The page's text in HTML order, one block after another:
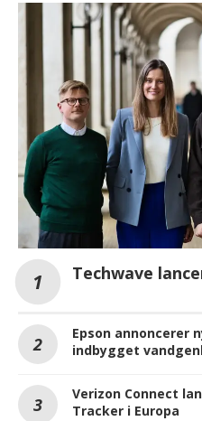
Techwave
Epson annoncerer
indbygget
Verizon Connect
Tracker i Europa